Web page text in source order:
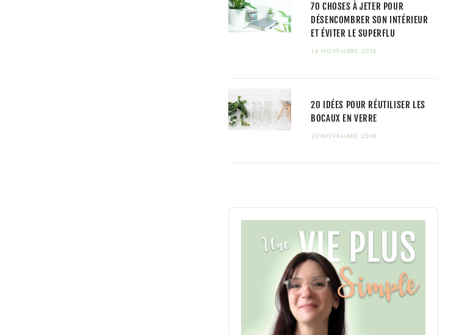
70 CHOSES À JETER POUR
DÉSENCOMBRER SON INTÉRIEUR
ET ÉVITER LE SUPERFLU
14 NOVEMBRE 2018
20 IDÉES POUR RÉUTILISER LES
BOCAUX EN VERRE
20 NOVEMBRE 2019
Audio